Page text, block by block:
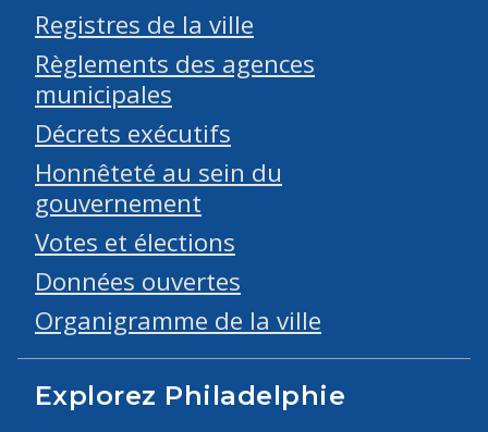
Registres de la ville
Règlements des agences
municipales
Décrets exécutifs
Honnêteté au sein du
gouvernement
Votes et élections
Données ouvertes
Organigramme de la ville
Explorez Philadelphie